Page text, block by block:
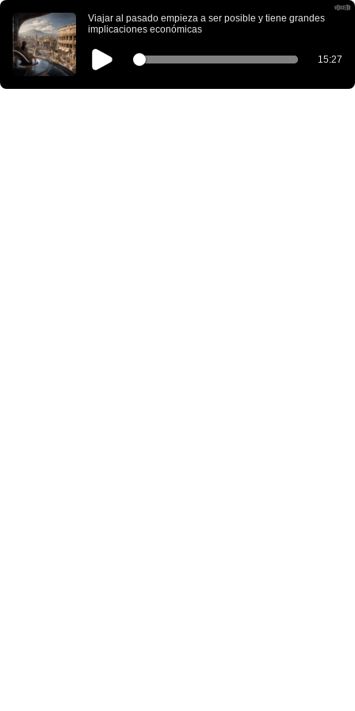
Viajar al pasado empieza a ser posible y tiene grandes
implicaciones económicas
15:27